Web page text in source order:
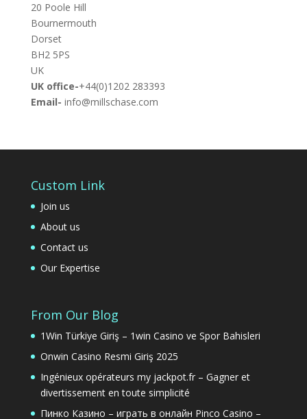
20 Poole Hill
Bournermouth
Dorset
BH2 5PS
UK
UK office-+44(0)1202 283393
Email- info@millschase.com
Custom Link
Join us
About us
Contact us
Our Expertise
From Our Blog
1Win Türkiye Giriş – 1win Casino ve Spor Bahisleri
Onwin Casino Resmi Giriş 2025
Ingénieux opérateurs my jackpot.fr – Gagner et
divertissement en toute simplicité
Пинко Казино – играть в онлайн Pinco Casino –